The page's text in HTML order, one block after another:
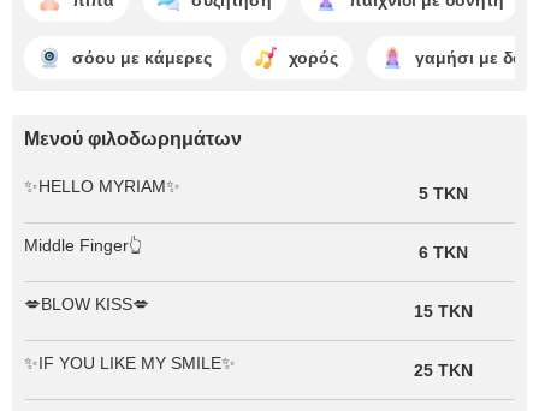
σόου με κάμερες χορός γαμήσι με
Μενού φιλοδωρημάτων
✨HELLO MYRIAM✨ 5 TKN
Middle Finger👆 6 TKN
💋BLOW KISS💋 15 TKN
✨IF YOU LIKE MY SMILE✨ 25 TKN